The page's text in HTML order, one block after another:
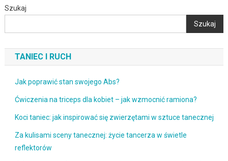
Szukaj
Szukaj
TANIEC I RUCH
Jak poprawić stan swojego Abs?
Ćwiczenia na triceps dla kobiet – jak wzmocnić ramiona?
Koci taniec: jak inspirować się zwierzętami w sztuce tanecznej
Za kulisami sceny tanecznej: życie tancerza w świetle
reflektorów